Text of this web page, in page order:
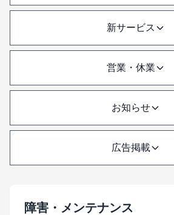
新サービス
営業・休業
お知らせ
広告掲載
障害・メンテナンス